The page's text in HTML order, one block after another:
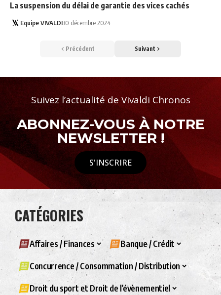
La suspension du délai de garantie des vices cachés
Equipe VIVALDI30 décembre 2024
Précédent Suivant
Suivez l’actualité de Vivaldi Chronos
ABONNEZ-VOUS À NOTRE
NEWSLETTER !
S'INSCRIRE
CATÉGORIES
Affaires / Finances Banque / Crédit
Concurrence / Consommation / Distribution
Droit du sport et Droit de l’évènementiel